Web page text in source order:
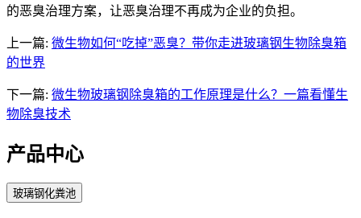
的恶臭治理方案，让恶臭治理不再成为企业的负担。
上一篇: 微生物如何“吃掉”恶臭？带你走进玻璃钢生物除臭箱
的世界
下一篇: 微生物玻璃钢除臭箱的工作原理是什么？一篇看懂生
物除臭技术
产品中心
玻璃钢化粪池